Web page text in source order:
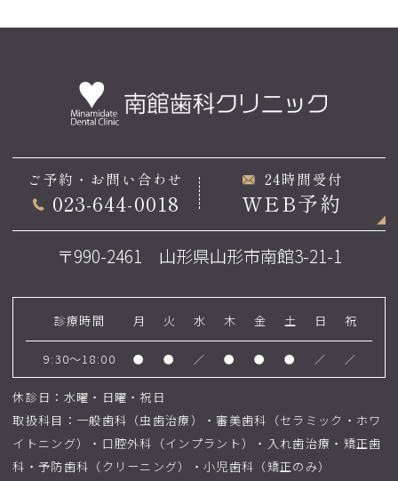
ご予約・お問い合わせ
023-644-0018
24時間受付
WEB予約
〒990-2461 山形県山形市南館3-21-1
診療時間 月 火 水 木 金 土 日 祝
9:30～18:00 ● ● ／ ● ● ● ／ ／
休診日：水曜・日曜・祝日
取扱科目：一般歯科（虫歯治療）・審美歯科（セラミック・ホワ
イトニング）・口腔外科（インプラント）・入れ歯治療・矯正歯
科・予防歯科（クリーニング）・小児歯科（矯正のみ）